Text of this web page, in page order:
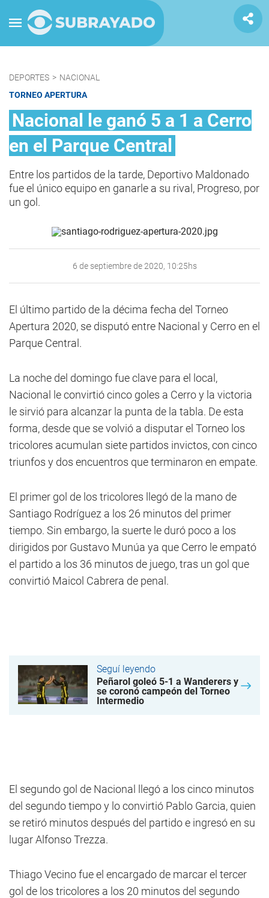
DEPORTES > NACIONAL
TORNEO APERTURA
Nacional le ganó 5 a 1 a Cerro
en el Parque Central
Entre los partidos de la tarde, Deportivo Maldonado
fue el único equipo en ganarle a su rival, Progreso, por
un gol.
6 de septiembre de 2020, 10:25hs
El último partido de la décima fecha del Torneo
Apertura 2020, se disputó entre Nacional y Cerro en el
Parque Central.
La noche del domingo fue clave para el local,
Nacional le convirtió cinco goles a Cerro y la victoria
le sirvió para alcanzar la punta de la tabla. De esta
forma, desde que se volvió a disputar el Torneo los
tricolores acumulan siete partidos invictos, con cinco
triunfos y dos encuentros que terminaron en empate.
El primer gol de los tricolores llegó de la mano de
Santiago Rodríguez a los 26 minutos del primer
tiempo. Sin embargo, la suerte le duró poco a los
dirigidos por Gustavo Munúa ya que Cerro le empató
el partido a los 36 minutos de juego, tras un gol que
convirtió Maicol Cabrera de penal.
Seguí leyendo
Peñarol goleó 5-1 a Wanderers y
se coronó campeón del Torneo
Intermedio
El segundo gol de Nacional llegó a los cinco minutos
del segundo tiempo y lo convirtió Pablo Garcia, quien
se retiró minutos después del partido e ingresó en su
lugar Alfonso Trezza.
Thiago Vecino fue el encargado de marcar el tercer
gol de los tricolores a los 20 minutos del segundo